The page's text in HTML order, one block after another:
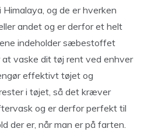
Himalaya, og de er hverken
andet og er derfor et helt
indeholder sæbestoffet
at vaske dit tøj rent ved enhver
effektivt tøjet og
i tøjet, så det kræver
og er derfor perfekt til
der er, når man er på farten.